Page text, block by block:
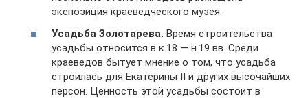
экспозиция краеведческого музея.
Усадьба Золотарева. Время строительства
усадьбы относится в к.18 — н.19 вв. Среди
краеведов бытует мнение о том, что усадьба
строилась для Екатерины II и других высочайших
персон. Ценность этой усадьбы состоит в